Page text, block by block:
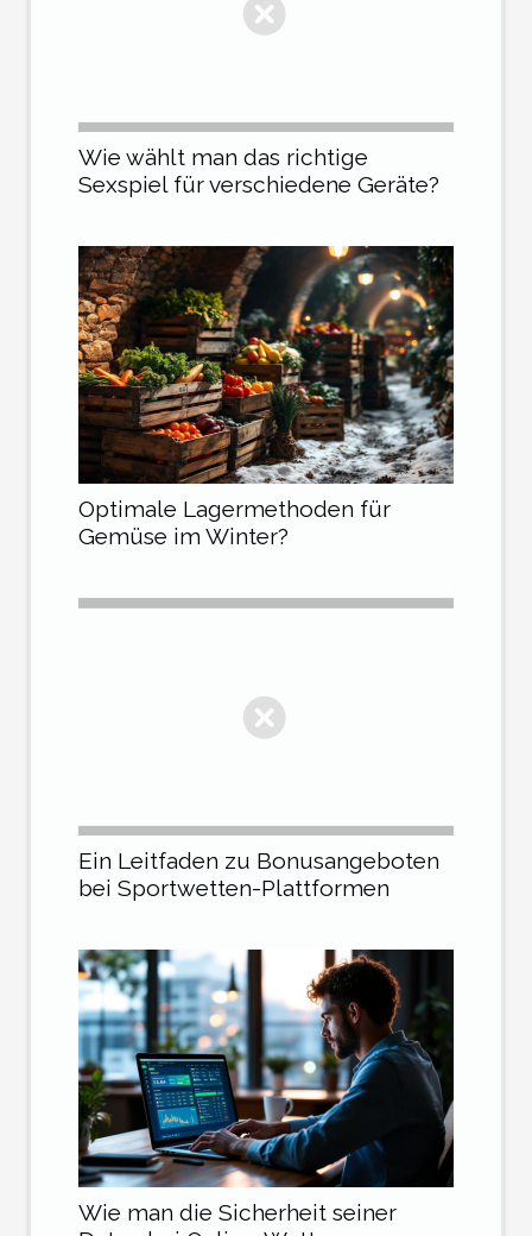
Wie wählt man das richtige
Sexspiel für verschiedene Geräte?
Optimale Lagermethoden für
Gemüse im Winter?
Ein Leitfaden zu Bonusangeboten
bei Sportwetten-Plattformen
Wie man die Sicherheit seiner